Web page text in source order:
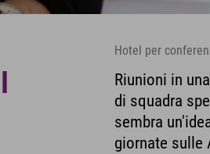
Hotel per
Riunioni in
di squadra
sembra
giornate sulle